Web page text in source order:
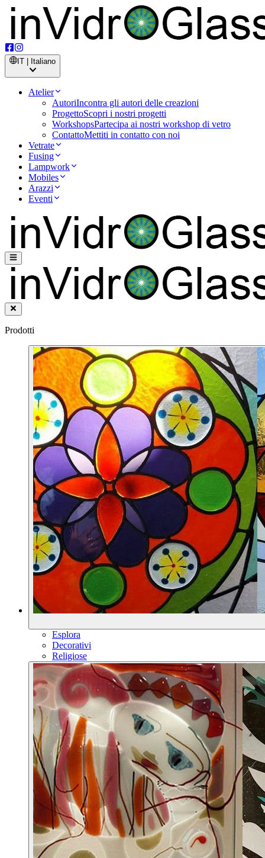
IT | Italiano
Atelier
AutoriIncontra gli autori delle creazioni
ProgettoScopri i nostri progetti
WorkshopsPartecipa ai nostri workshop di vetro
ContattoMettiti in contatto con noi
Vetrate
Fusing
Lampwork
Mobiles
Arazzi
Eventi
Prodotti
Esplora
Decorativi
Religiose